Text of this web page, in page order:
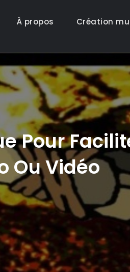
À propos Création
Pour
Ou Vidéo